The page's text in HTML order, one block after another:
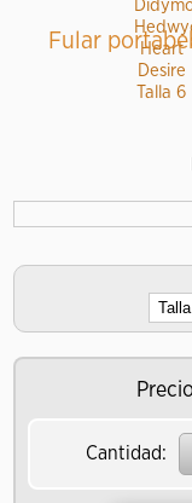
Fular
Cantidad: